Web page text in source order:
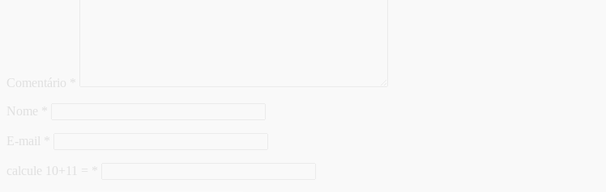
Comentário
Nome
E-mail
calcule 10+11 =